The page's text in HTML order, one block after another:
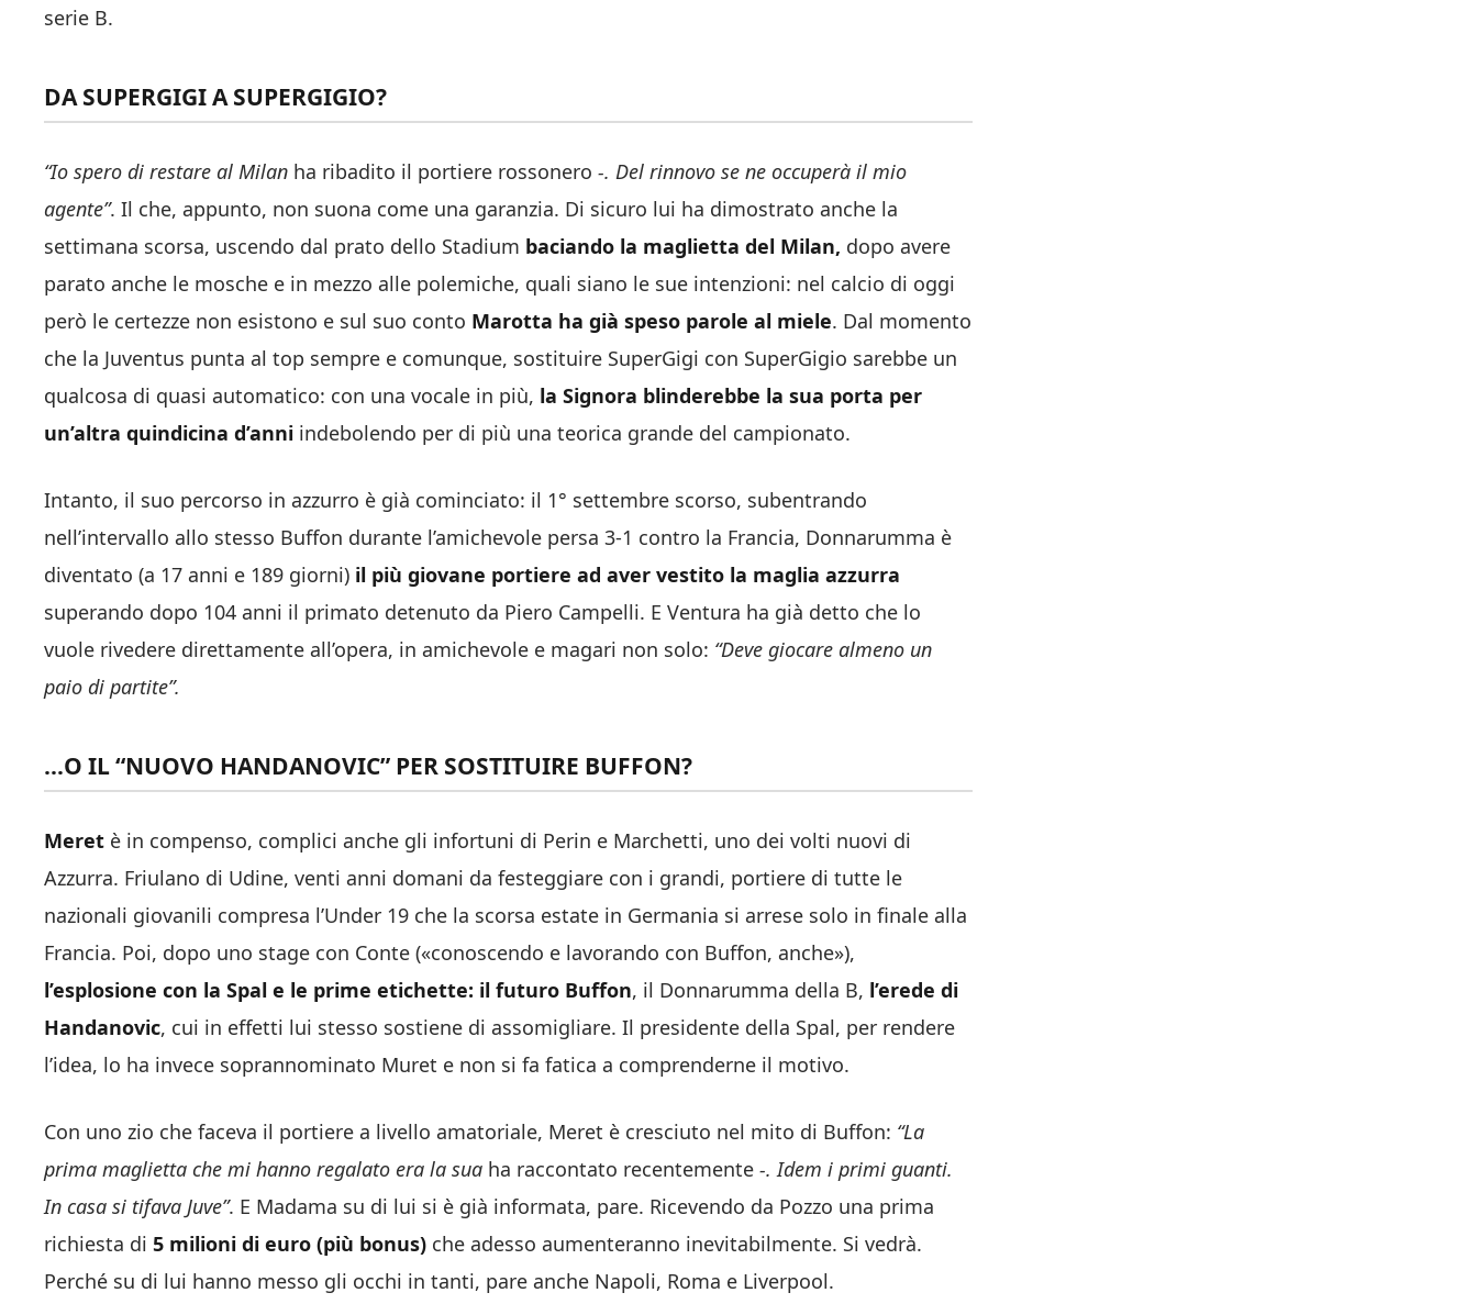
serie B.
DA SUPERGIGI A SUPERGIGIO?
“Io spero di restare al Milan ha ribadito il portiere rossonero -. Del rinnovo se ne occuperà il mio
agente”. Il che, appunto, non suona come una garanzia. Di sicuro lui ha dimostrato anche la
settimana scorsa, uscendo dal prato dello Stadium baciando la maglietta del Milan, dopo avere
parato anche le mosche e in mezzo alle polemiche, quali siano le sue intenzioni: nel calcio di oggi
però le certezze non esistono e sul suo conto Marotta ha già speso parole al miele. Dal momento
che la Juventus punta al top sempre e comunque, sostituire SuperGigi con SuperGigio sarebbe un
qualcosa di quasi automatico: con una vocale in più, la Signora blinderebbe la sua porta per
un’altra quindicina d’anni indebolendo per di più una teorica grande del campionato.
Intanto, il suo percorso in azzurro è già cominciato: il 1° settembre scorso, subentrando
nell’intervallo allo stesso Buffon durante l’amichevole persa 3-1 contro la Francia, Donnarumma è
diventato (a 17 anni e 189 giorni) il più giovane portiere ad aver vestito la maglia azzurra
superando dopo 104 anni il primato detenuto da Piero Campelli. E Ventura ha già detto che lo
vuole rivedere direttamente all’opera, in amichevole e magari non solo: “Deve giocare almeno un
paio di partite”.
…O IL “NUOVO HANDANOVIC” PER SOSTITUIRE BUFFON?
Meret è in compenso, complici anche gli infortuni di Perin e Marchetti, uno dei volti nuovi di
Azzurra. Friulano di Udine, venti anni domani da festeggiare con i grandi, portiere di tutte le
nazionali giovanili compresa l’Under 19 che la scorsa estate in Germania si arrese solo in finale alla
Francia. Poi, dopo uno stage con Conte («conoscendo e lavorando con Buffon, anche»),
l’esplosione con la Spal e le prime etichette: il futuro Buffon, il Donnarumma della B, l’erede di
Handanovic, cui in effetti lui stesso sostiene di assomigliare. Il presidente della Spal, per rendere
l’idea, lo ha invece soprannominato Muret e non si fa fatica a comprenderne il motivo.
Con uno zio che faceva il portiere a livello amatoriale, Meret è cresciuto nel mito di Buffon: “La
prima maglietta che mi hanno regalato era la sua ha raccontato recentemente -. Idem i primi guanti.
In casa si tifava Juve”. E Madama su di lui si è già informata, pare. Ricevendo da Pozzo una prima
richiesta di 5 milioni di euro (più bonus) che adesso aumenteranno inevitabilmente. Si vedrà.
Perché su di lui hanno messo gli occhi in tanti, pare anche Napoli, Roma e Liverpool.